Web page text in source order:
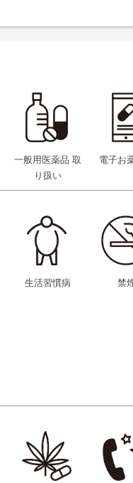
一般用医薬品 取
り扱い
電子お
生活習慣病 禁